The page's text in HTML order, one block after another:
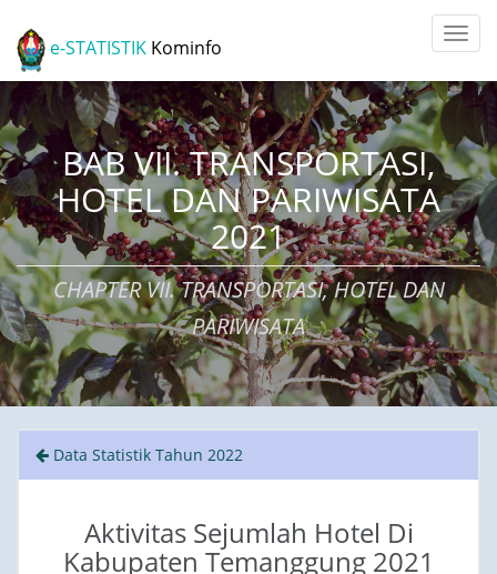
e-STATISTIK Kominfo
BAB VII. TRANSPORTASI,
HOTEL DAN PARIWISATA
2021
CHAPTER VII. TRANSPORTASI, HOTEL DAN
PARIWISATA
Data Statistik Tahun 2022
Aktivitas Sejumlah Hotel Di
Kabupaten Temanggung 2021